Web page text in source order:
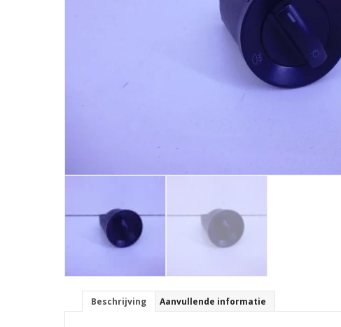
Beschrijving Aanvullende informatie